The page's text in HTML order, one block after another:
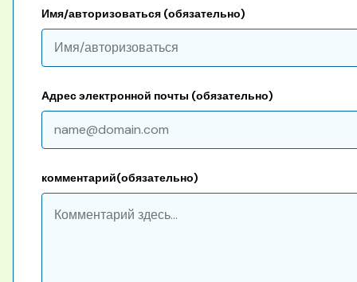
комментарий(обязательно)
Имя/авторизоваться (обязательно)
Адрес электронной почты (обязательно)